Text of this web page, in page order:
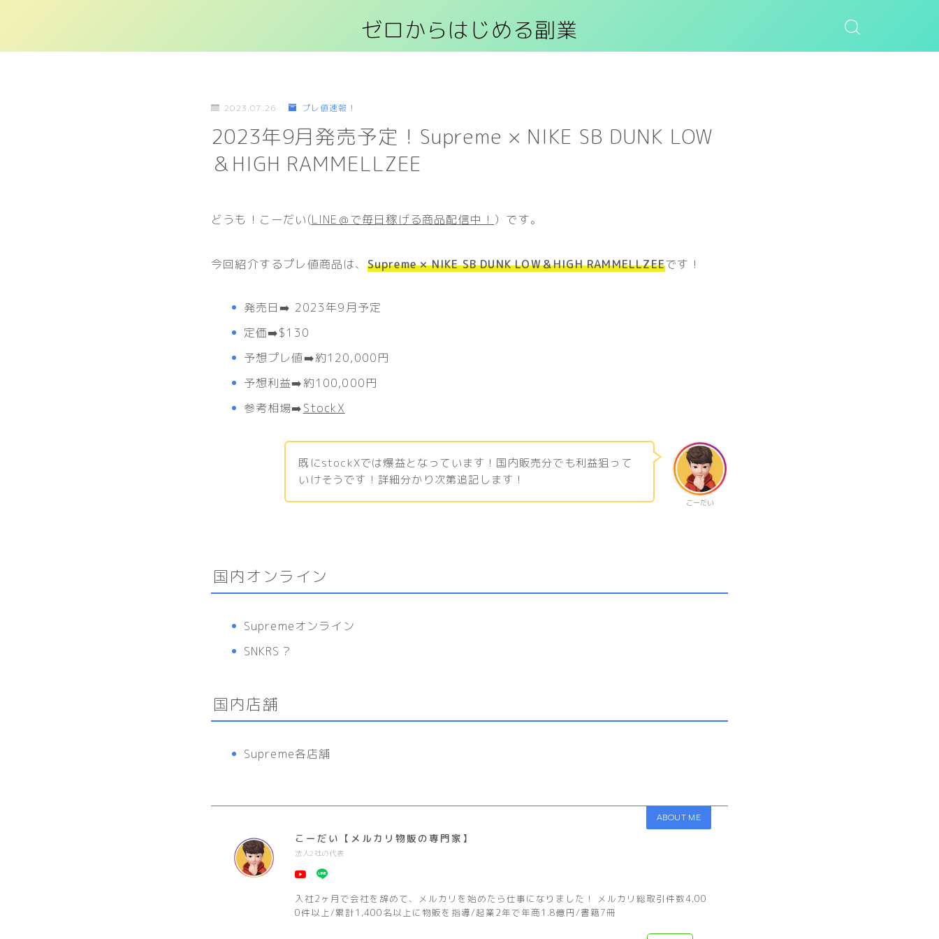
ゼロからはじめる副業
2023.07.26 プレ値速報！
2023年9月発売予定！Supreme × NIKE SB DUNK LOW
＆HIGH RAMMELLZEE
どうも！こーだい(LINE＠で毎日稼げる商品配信中！ ）です。
今回紹介するプレ値商品は、 Supreme × NIKE SB DUNK LOW＆HIGH RAMMELLZEEです！
発売日➡️ 2023年9月予定
定価➡️$130
予想プレ値➡️約120,000円
予想利益➡️約100,000円
参考相場➡️StockX
こーだい
既にstockXでは爆益となっています！国内販売分でも利益狙って
いけそうです！詳細分かり次第追記します！
国内オンライン
Supremeオンライン
SNKRS？
国内店舗
Supreme各店舗
ABOUT ME
こーだい【メルカリ物販の専門家】
法人2社の代表
入社2ヶ月で会社を辞めて、メルカリを始めたら仕事になりました！ メルカリ総取引件数4,00
0件以上/累計1,400名以上に物販を指導/起業2年で年商1.8億円/書籍7冊